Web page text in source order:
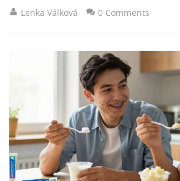
Lenka Válková 0 Comments